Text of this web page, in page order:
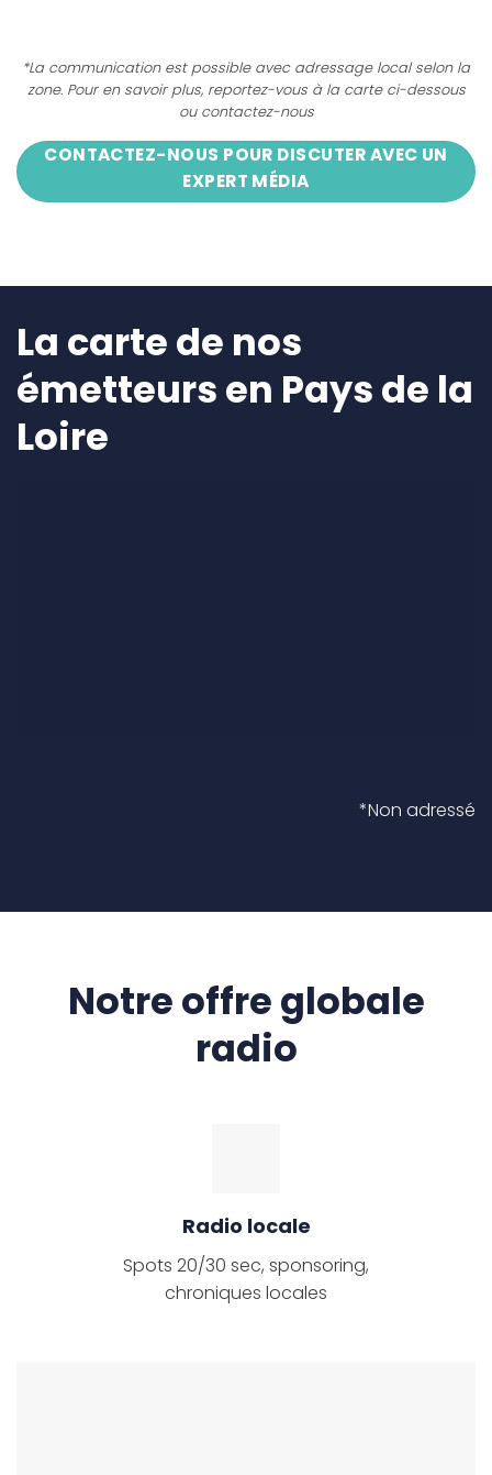
*La communication est possible avec adressage local selon la
zone. Pour en savoir plus, reportez-vous à la carte ci-dessous
ou contactez-nous
CONTACTEZ-NOUS POUR DISCUTER AVEC UN
EXPERT MÉDIA
La carte de nos
émetteurs en Pays de la
Loire
*Non adressé
Notre offre globale
radio
Radio locale
Spots 20/30 sec, sponsoring,
chroniques locales